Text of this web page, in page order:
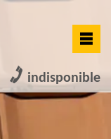
indisponible